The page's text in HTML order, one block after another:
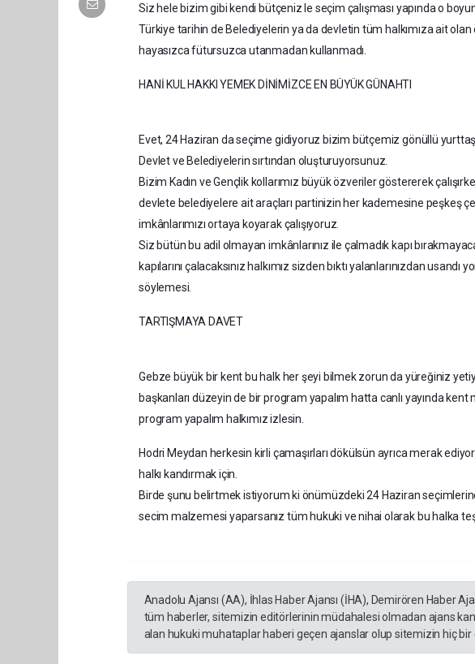
Siz hele bizim gibi kendi bütçeniz le seçim çalışması yapında o
Türkiye tarihin de Belediyelerin ya da devletin tüm halkımıza ait olan
hayasızca fütursuzca utanmadan kullanmadı.
HANİ KUL HAKKI YEMEK DİNİMİZCE EN BÜYÜK GÜNAHTI
Evet, 24 Haziran da seçime gidiyoruz bizim bütçemiz gönüllü
Devlet ve Belediyelerin sırtından oluşturuyorsunuz.
Bizim Kadın ve Gençlik kollarımız büyük özveriler göstererek
devlete belediyelere ait araçları partinizin her kademesine peşkeş
imkânlarımızı ortaya koyarak çalışıyoruz.
Siz bütün bu adil olmayan imkânlarınız ile çalmadık kapı
kapılarını çalacaksınız halkımız sizden bıktı yalanlarınızdan
söylemesi.
TARTIŞMAYA DAVET
Gebze büyük bir kent bu halk her şeyi bilmek zorun da yüreğiniz
başkanları düzeyin de bir program yapalım hatta canlı yayında kent
program yapalım halkımız izlesin.
Hodri Meydan herkesin kirli çamaşırları dökülsün ayrıca merak
halkı kandırmak için.
Birde şunu belirtmek istiyorum ki önümüzdeki 24 Haziran
secim malzemesi yaparsanız tüm hukuki ve nihai olarak bu halka
Anadolu Ajansı (AA), İhlas Haber Ajansı (İHA), Demirören Haber
tüm haberler, sitemizin editörlerinin müdahalesi olmadan ajans
alan hukuki muhataplar haberi geçen ajanslar olup sitemizin hiç bir